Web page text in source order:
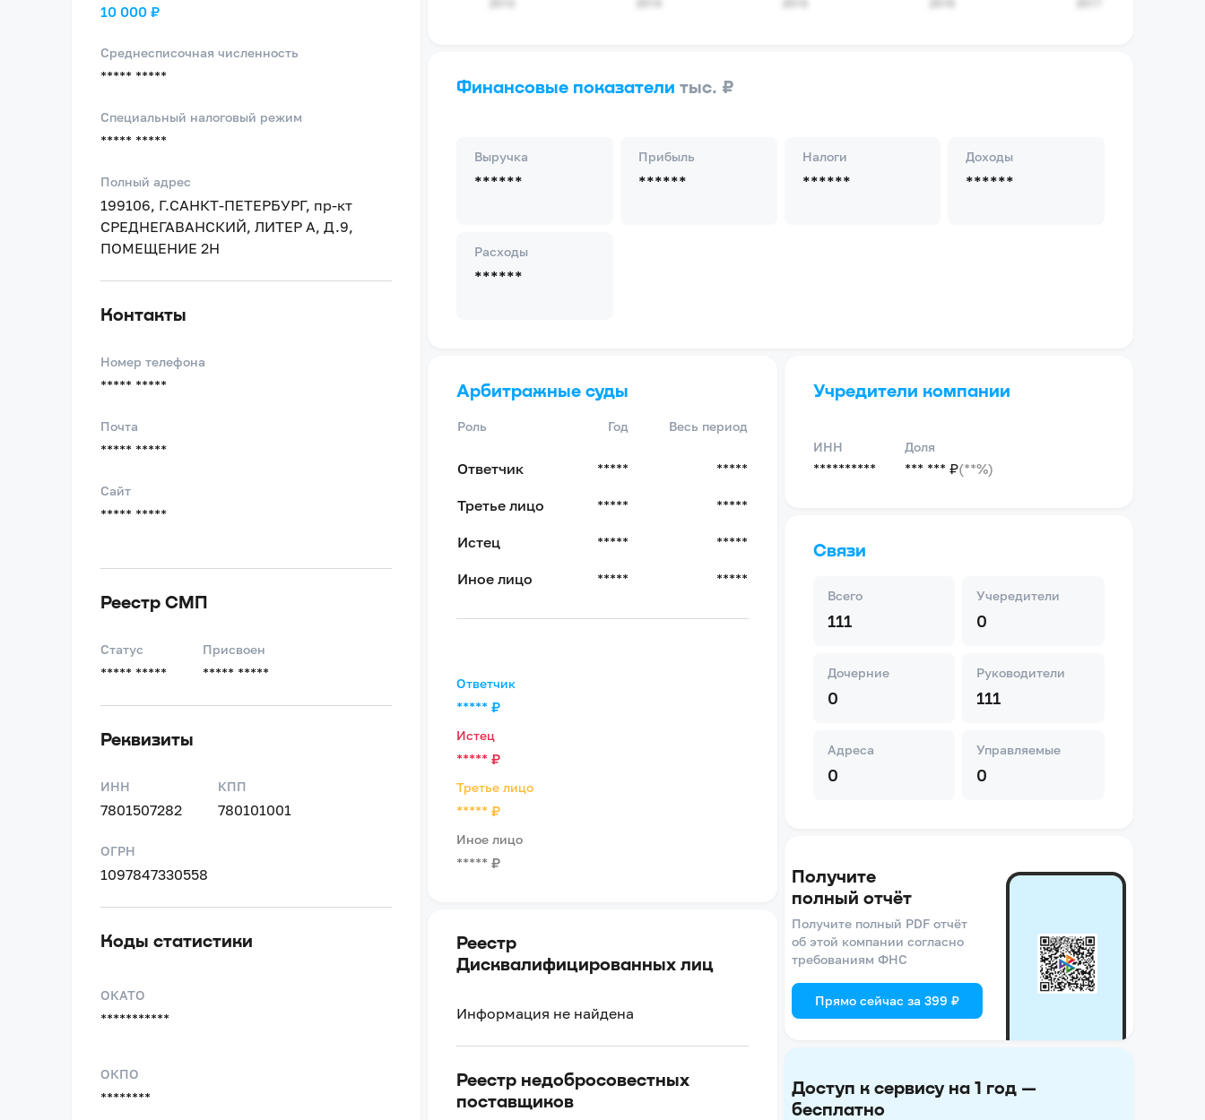
10 000 ₽
Среднесписочная численность
***** *****
Специальный налоговый режим
***** *****
Полный адрес
199106, Г.САНКТ-ПЕТЕРБУРГ, пр-кт
СРЕДНЕГАВАНСКИЙ, ЛИТЕР А, Д.9,
ПОМЕЩЕНИЕ 2Н
Контакты
Номер телефона
***** *****
Почта
***** *****
Сайт
***** *****
Реестр СМП
Статус
***** *****
Присвоен
***** *****
Реквизиты
ИНН
7801507282
КПП
780101001
ОГРН
1097847330558
Коды статистики
ОКАТО
***********
ОКПО
********
Финансовые показателитыс. ₽
Выручка
******
Прибыль
******
Налоги
******
Доходы
******
Расходы
******
Арбитражные суды
Роль Год Весь период
Ответчик ***** *****
Третье лицо ***** *****
Истец ***** *****
Иное лицо ***** *****
Ответчик
***** ₽
Истец
***** ₽
Третье лицо
***** ₽
Иное лицо
***** ₽
Реестр
Дисквалифицированных лиц
Информация не найдена
Реестр недобросовестных
поставщиков
Учредители компании
ИНН
**********
Доля
*** *** ₽(**%)
Связи
Всего
111
Учередители
0
Дочерние
0
Руководители
111
Адреса
0
Управляемые
0
Получите
полный отчёт
Получите полный PDF отчёт
об этой компании согласно
требованиям ФНС
Прямо сейчас за 399 ₽
Доступ к сервису на 1 год —
бесплатно